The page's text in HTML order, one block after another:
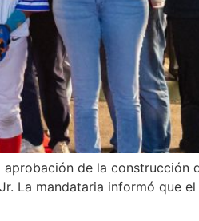
de la construcción
La mandataria informó que